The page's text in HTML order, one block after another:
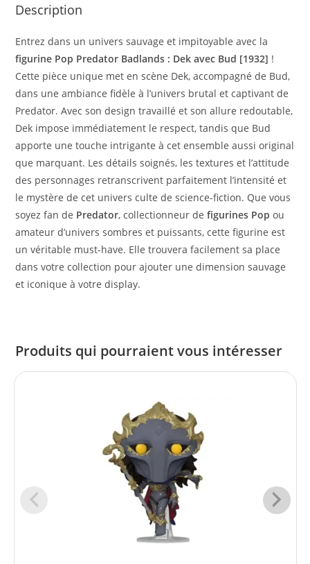
Description
Entrez dans un univers sauvage et impitoyable avec la
figurine Pop Predator Badlands : Dek avec Bud [1932] !
Cette pièce unique met en scène Dek, accompagné de Bud,
dans une ambiance fidèle à l’univers brutal et captivant de
Predator. Avec son design travaillé et son allure redoutable,
Dek impose immédiatement le respect, tandis que Bud
apporte une touche intrigante à cet ensemble aussi original
que marquant. Les détails soignés, les textures et l’attitude
des personnages retranscrivent parfaitement l’intensité et
le mystère de cet univers culte de science-fiction. Que vous
soyez fan de Predator, collectionneur defigurines Pop ou
amateur d’univers sombres et puissants, cette figurine est
un véritable must-have. Elle trouvera facilement sa place
dans votre collection pour ajouter une dimension sauvage
et iconique à votre display.
Produits qui pourraient vous intéresser